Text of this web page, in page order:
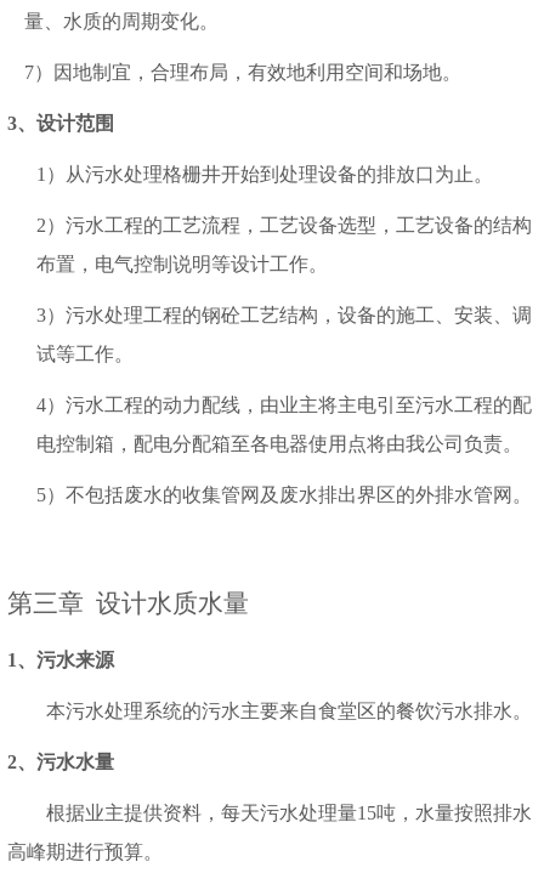
量、水质的周期变化。
7）因地制宜，合理布局，有效地利用空间和场地。
3、设计范围
1）从污水处理格栅井开始到处理设备的排放口为止。
2）污水工程的工艺流程，工艺设备选型，工艺设备的结构
布置，电气控制说明等设计工作。
3）污水处理工程的钢砼工艺结构，设备的施工、安装、调
试等工作。
4）污水工程的动力配线，由业主将主电引至污水工程的配
电控制箱，配电分配箱至各电器使用点将由我公司负责。
5）不包括废水的收集管网及废水排出界区的外排水管网。
第三章 设计水质水量
1、污水来源
本污水处理系统的污水主要来自食堂区的餐饮污水排水。
2、污水水量
根据业主提供资料，每天污水处理量1 5吨，水量按照排水
高峰期进行预算。